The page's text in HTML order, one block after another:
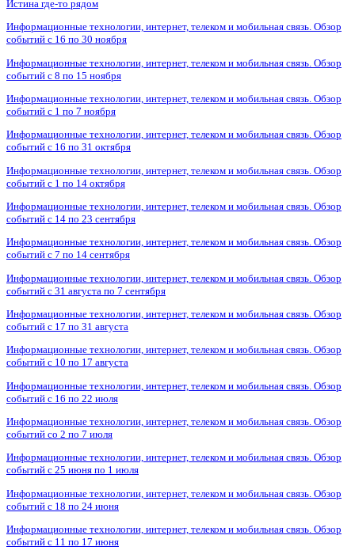
Истина где-то рядом
Информационные технологии, интернет, телеком и мобильная связь. Обзор
событий с 16 по 30 ноября
Информационные технологии, интернет, телеком и мобильная связь. Обзор
событий с 8 по 15 ноября
Информационные технологии, интернет, телеком и мобильная связь. Обзор
событий с 1 по 7 ноября
Информационные технологии, интернет, телеком и мобильная связь. Обзор
событий с 16 по 31 октября
Информационные технологии, интернет, телеком и мобильная связь. Обзор
событий с 1 по 14 октября
Информационные технологии, интернет, телеком и мобильная связь. Обзор
событий с 14 по 23 сентября
Информационные технологии, интернет, телеком и мобильная связь. Обзор
событий с 7 по 14 сентября
Информационные технологии, интернет, телеком и мобильная связь. Обзор
событий с 31 августа по 7 сентября
Информационные технологии, интернет, телеком и мобильная связь. Обзор
событий с 17 по 31 августа
Информационные технологии, интернет, телеком и мобильная связь. Обзор
событий с 10 по 17 августа
Информационные технологии, интернет, телеком и мобильная связь. Обзор
событий с 16 по 22 июля
Информационные технологии, интернет, телеком и мобильная связь. Обзор
событий со 2 по 7 июля
Информационные технологии, интернет, телеком и мобильная связь. Обзор
событий с 25 июня по 1 июля
Информационные технологии, интернет, телеком и мобильная связь. Обзор
событий с 18 по 24 июня
Информационные технологии, интернет, телеком и мобильная связь. Обзор
событий с 11 по 17 июня